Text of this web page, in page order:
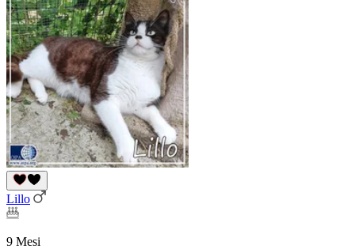
Lillo
9 Mesi